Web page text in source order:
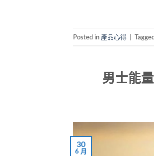
Posted in 產品心得 |
男士能
30
6 月